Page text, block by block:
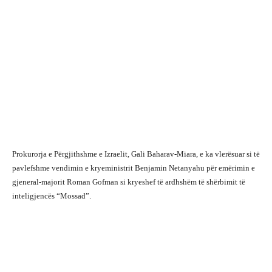
Prokurorja e Përgjithshme e Izraelit, Gali Baharav-Miara, e ka vlerësuar si të
pavlefshme vendimin e kryeministrit Benjamin Netanyahu për emërimin e
gjeneral-majorit Roman Gofman si kryeshef të ardhshëm të shërbimit të
inteligjencës “Mossad”.